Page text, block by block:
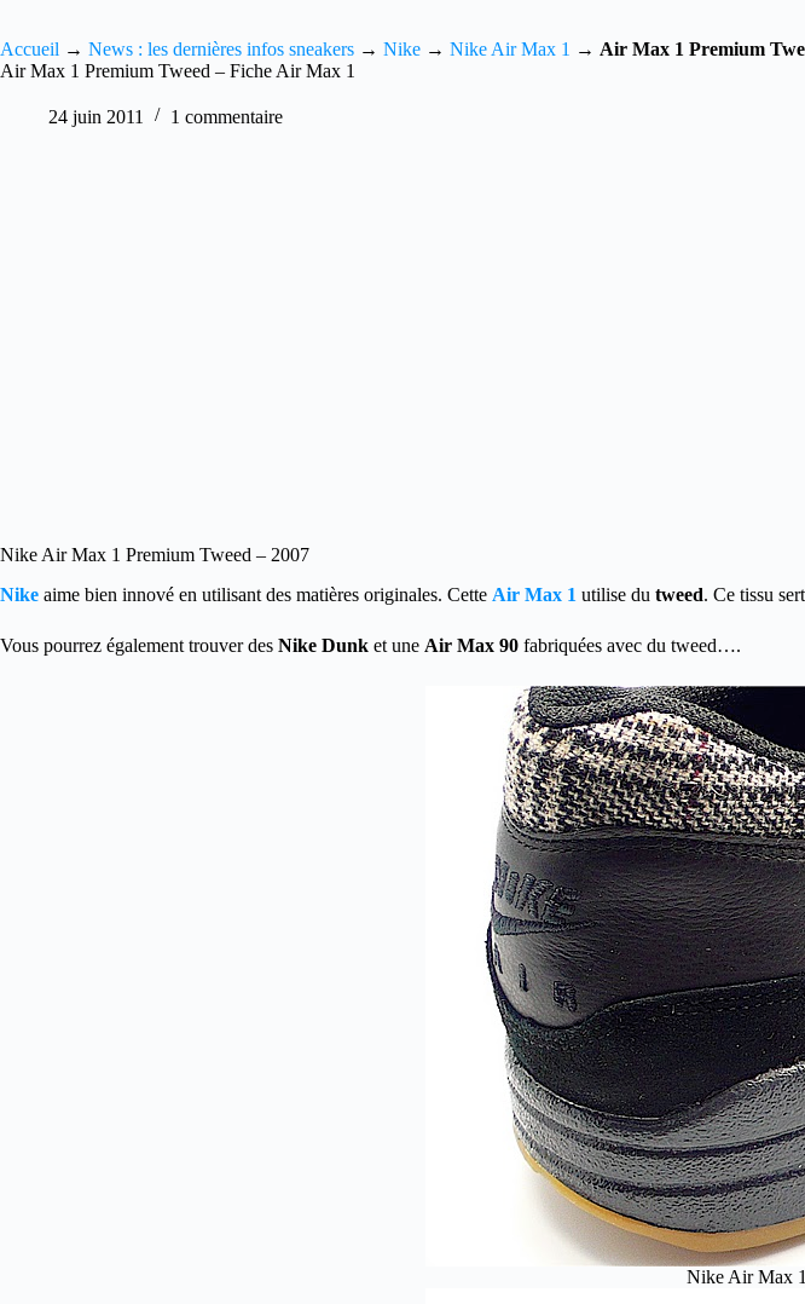
Accueil → News : les dernières infos sneakers → Nike → Nike Air Max 1 → Air Max 1 Premium
Air Max 1 Premium Tweed – Fiche Air Max 1
24 juin 2011 1 commentaire
Nike Air Max 1 Premium Tweed – 2007
Nike aime bien innové en utilisant des matières originales. Cette Air Max 1 utilise du tweed. Ce tissu
Vous pourrez également trouver des Nike Dunk et une Air Max 90 fabriquées avec du tweed….
Nike Air Max